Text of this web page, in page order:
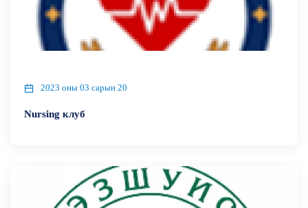
2023 оны 03 сарын 20
Nursing клуб